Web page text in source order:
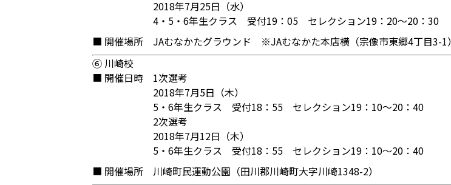
2018年7月25日（水）
4・5・6年生クラス 受付19：05 セレクション19：20～20：30
■ 開催場所
JAむなかたグラウンド ※JAむなかた本店横（宗像市東郷4丁目3-1）
⑥ 川崎校
■ 開催日時
1次選考
2018年7月5日（木）
5・6年生クラス 受付18：55 セレクション19：10～20：40
2次選考
2018年7月12日（木）
5・6年生クラス 受付18：55 セレクション19：10～20：40
■ 開催場所
川崎町民運動公園（田川郡川崎町大字川崎1348-2）